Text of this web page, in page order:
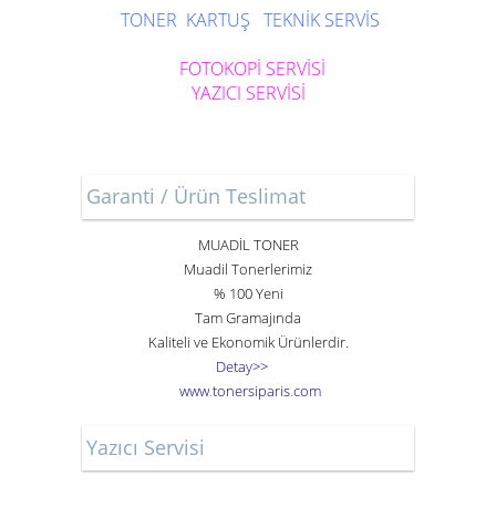
TONER KARTUŞ TEKNİK SERVİS
FOTOKOPİ SERVİSİ
YAZICI SERVİSİ
Garanti / Ürün Teslimat
MUADİL TONER
Muadil Tonerlerimiz
% 100 Yeni
Tam Gramajında
Kaliteli ve Ekonomik Ürünlerdir.
Detay>>
www.tonersiparis.com
Yazıcı Servisi